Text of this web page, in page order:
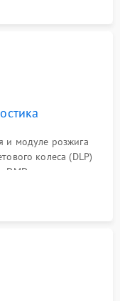
и модуле розжига
колеса (DLP)
DMD-чипа, датчиков
мультиметра и